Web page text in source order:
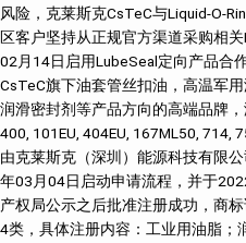
风险，克莱斯克CsTeC与Liquid-O-
区客户坚持从正规官方渠道采购相
02月14日启用LubeSeal定向产品合
CsTeC旗下油套管丝扣油，高温军
润滑密封剂等产品方向的高端品牌，
400, 101EU, 404EU, 167ML50, 714,
由克莱斯克（深圳）能源科技有限
年03月04日启动申请流程，并于
产权局公示之后批准注册成功，商
4类，具体注册内容：工业用油脂；